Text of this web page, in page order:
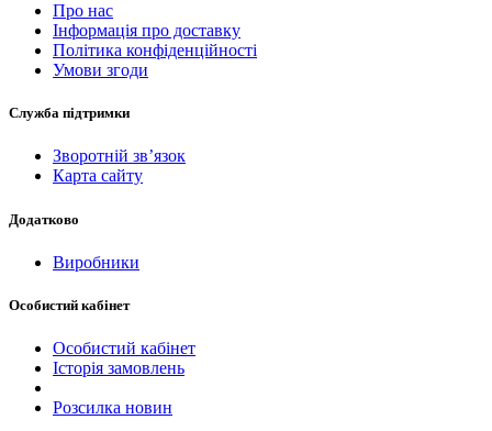
Про нас
Інформація про доставку
Політика конфіденційності
Умови згоди
Служба підтримки
Зворотній зв’язок
Карта сайту
Додатково
Виробники
Особистий кабінет
Особистий кабінет
Історія замовлень
Розсилка новин